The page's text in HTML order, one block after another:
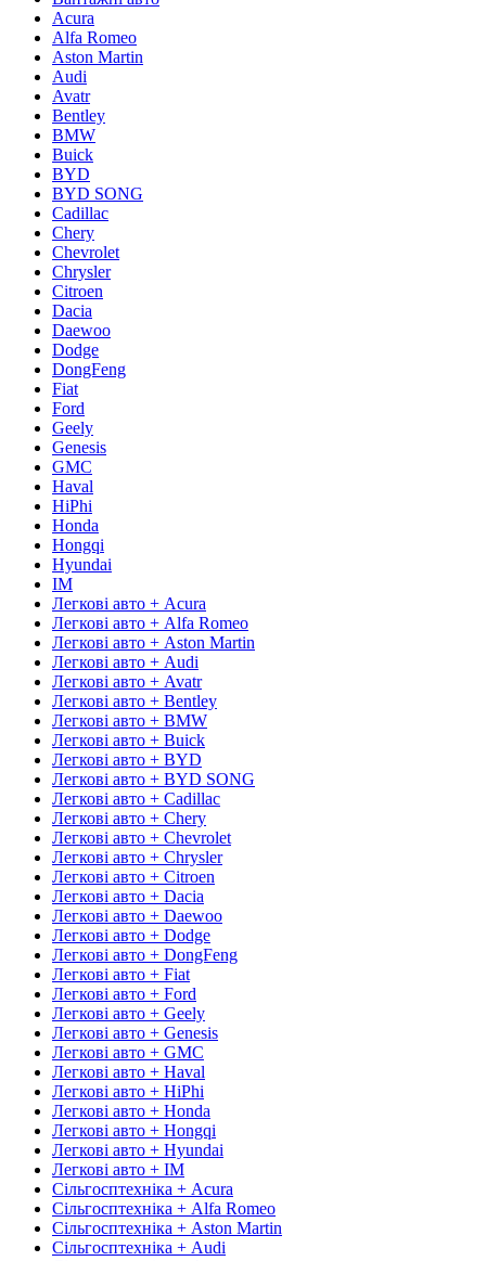
Acura
Alfa Romeo
Aston Martin
Audi
Avatr
Bentley
BMW
Buick
BYD
BYD SONG
Cadillac
Chery
Chevrolet
Chrysler
Citroen
Dacia
Daewoo
Dodge
DongFeng
Fiat
Ford
Geely
Genesis
GMC
Haval
HiPhi
Honda
Hongqi
Hyundai
IM
Легкові авто + Acura
Легкові авто + Alfa Romeo
Легкові авто + Aston Martin
Легкові авто + Audi
Легкові авто + Avatr
Легкові авто + Bentley
Легкові авто + BMW
Легкові авто + Buick
Легкові авто + BYD
Легкові авто + BYD SONG
Легкові авто + Cadillac
Легкові авто + Chery
Легкові авто + Chevrolet
Легкові авто + Chrysler
Легкові авто + Citroen
Легкові авто + Dacia
Легкові авто + Daewoo
Легкові авто + Dodge
Легкові авто + DongFeng
Легкові авто + Fiat
Легкові авто + Ford
Легкові авто + Geely
Легкові авто + Genesis
Легкові авто + GMC
Легкові авто + Haval
Легкові авто + HiPhi
Легкові авто + Honda
Легкові авто + Hongqi
Легкові авто + Hyundai
Легкові авто + IM
Сільгосптехніка + Acura
Сільгосптехніка + Alfa Romeo
Сільгосптехніка + Aston Martin
Сільгосптехніка + Audi